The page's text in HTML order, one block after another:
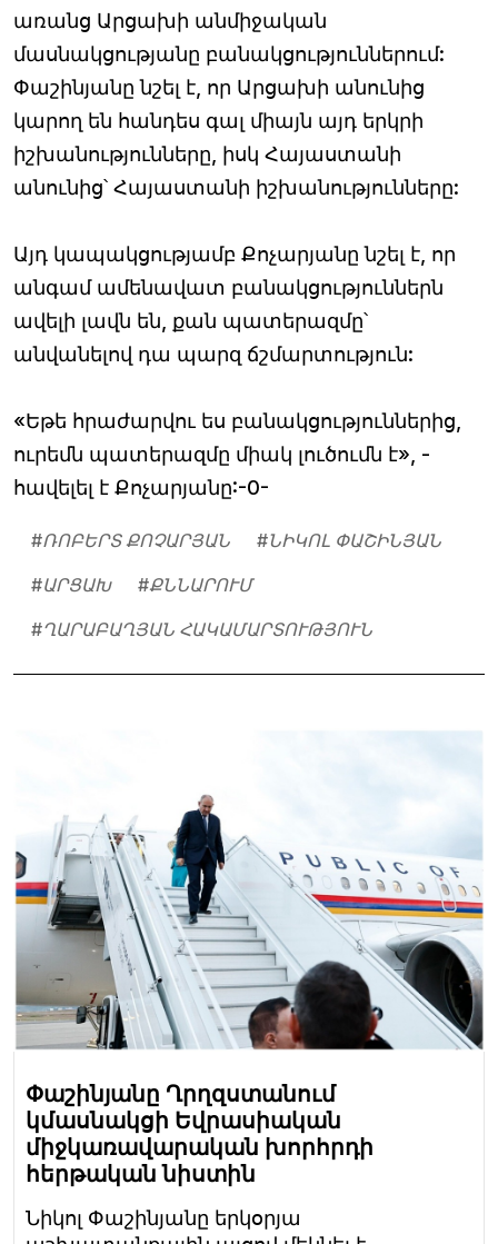
առանց Արցախի անմիջական
մասնակցությանը բանակցություններում:
Փաշինյանը նշել է, որ Արցախի անունից
կարող են հանդես գալ միայն այդ երկրի
իշխանությունները, իսկ Հայաստանի
անունից՝ Հայաստանի իշխանությունները:
Այդ կապակցությամբ Քոչարյանը նշել է, որ
անգամ ամենավատ բանակցություններն
ավելի լավն են, քան պատերազմը՝
անվանելով դա պարզ ճշմարտություն:
«Եթե հրաժարվու ես բանակցություններից,
ուրեմն պատերազմը միակ լուծումն է», -
հավելել է Քոչարյանը:-0-
#ՌՈԲԵՐՏ ՔՈՉԱՐՅԱՆ #ՆԻԿՈԼ ՓԱՇԻՆՅԱՆ
#ԱՐՑԱԽ #ՔՆՆԱՐՈՒՄ
#ՂԱՐԱԲԱՂՅԱՆ ՀԱԿԱՄԱՐՏՈՒԹՅՈՒՆ
Փաշինյանը Ղրղզստանում
կմասնակցի Եվրասիական
միջկառավարական խորհրդի
հերթական նիստին
Նիկոլ Փաշինյանը երկօրյա